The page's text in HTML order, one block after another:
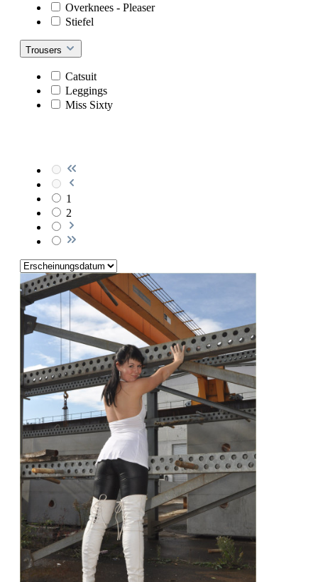
Overknees - Pleaser
Stiefel
Trousers
Catsuit
Leggings
Miss Sixty
1
2